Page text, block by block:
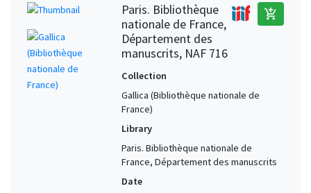
Paris. Bibliothèque
nationale de France,
Département des
manuscrits, NAF 716
add_shopping_cart
Collection
Gallica (Bibliothèque nationale de
France)
Library
Paris. Bibliothèque nationale de
France, Département des manuscrits
Date